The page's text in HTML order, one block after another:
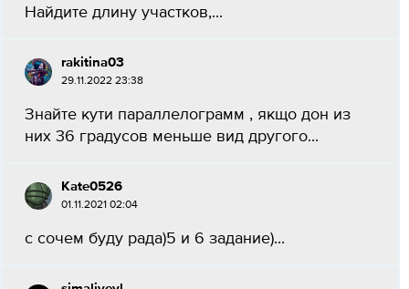
Найдите длину участков,...
rakitina03
29.11.2022 23:38
Знайте кути параллелограмм , якщо дон из
них 36 градусов меньше вид другого​...
Kate0526
01.11.2021 02:04
с сочем буду рада)5 и 6 задание)​...